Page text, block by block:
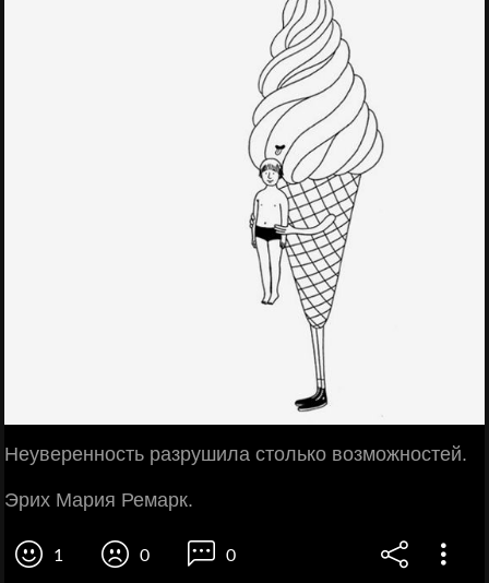
Неуверенность разрушила столько возможностей.
Эрих Мария Ремарк.
1 0 0